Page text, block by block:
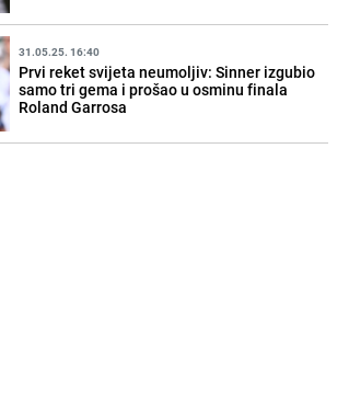
31.05.25. 16:40
Prvi reket svijeta neumoljiv: Sinner izgubio
samo tri gema i prošao u osminu finala
Roland Garrosa